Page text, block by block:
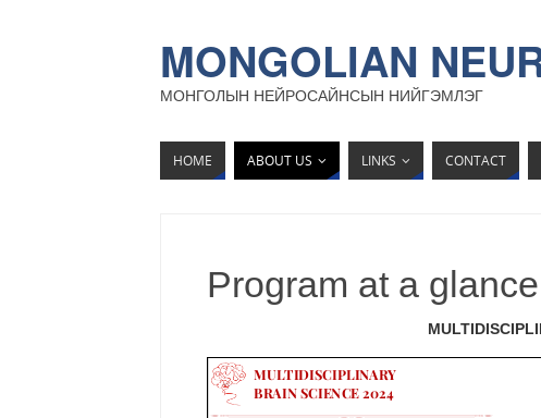
MONGOLIAN
МОНГОЛЫН НЕЙРОСАЙНСЫН НИЙГЭМЛЭГ
HOME ABOUT US LINKS CONTACT
Program at a glance